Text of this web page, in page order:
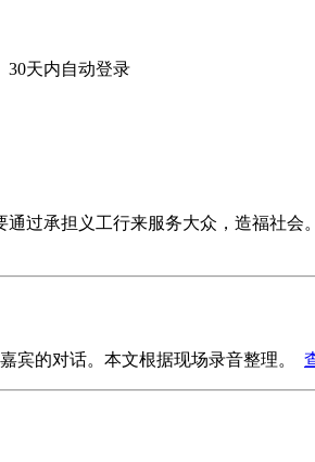
30天内自动登录
过承担义工行来服务大众，造福社
宾的对话。本文根据现场录音整理。